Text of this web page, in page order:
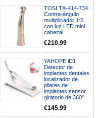
TOSI TX-414-734
Contra-ángulo
multiplicador 1:5
con luz LED mini
cabezal
€210.99
YAHOPE iD1
Detector de
implantes dentales
localizador de
pilares de
implantes sensor
giratorio de 360°
€145.99